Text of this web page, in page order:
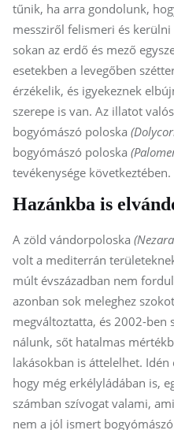
tűnik, ha arra gondolunk,
messziről felismeri és
sokan az erdő és mező
esetekben a levegőben
érzékelik, és igyekeznek
szerepe is van. Az illatot
bogyómászó poloska
bogyómászó poloska
tevékenysége következtében.
Hazánkba is
A zöld vándorpoloska
volt a mediterrán
múlt évszázadban nem
azonban sok meleghez
megváltoztatta, és 2002-ben
nálunk, sőt hatalmas
lakásokban is áttelelhet.
hogy még erkélyládában is,
számban szívogat valami,
nem a jól ismert